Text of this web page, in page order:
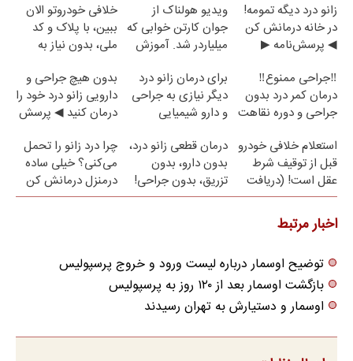
زانو درد دیگه تمومه!
در خانه درمانش کن
◀ پرسش‌نامه ▶
ویدیو هولناک از
جوان کارتن خوابی که
میلیاردر شد. آموزش
خلافی خودروتو الان
ببین، با پلاک و کد
ملی، بدون نیاز به
‼️جراحی ممنوع‼️
درمان کمر درد بدون
جراحی و دوره نقاهت
برای درمان زانو درد
دیگر نیازی به جراحی
و دارو شیمیایی
بدون هیچ جراحی و
دارویی زانو درد خود را
درمان کنید ◀ پرسش
استعلام خلافی خودرو
قبل از توقیف شرط
عقل است! (دریافت
خلافی با جزییات)
درمان قطعی زانو درد،
بدون دارو، بدون
تزریق، بدون جراحی!
(پرسش‌نامه)
چرا درد زانو را تحمل
می‌کنی؟ خیلی ساده
درمنزل درمانش کن
اخبار مرتبط
توضیح اوسمار درباره لیست ورود و خروج پرسپولیس
بازگشت اوسمار بعد از ۱۲۰ روز به پرسپولیس
اوسمار و دستیارش به تهران رسیدند